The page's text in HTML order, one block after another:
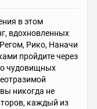
в этом
вдохновленных
Рико, Наначи
пройдите через
чудовищных
никогда не
каждый из